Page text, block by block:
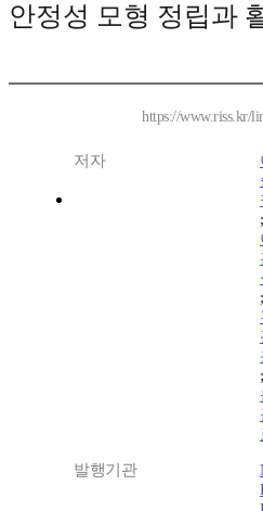
안정성 모형 정립과
https://www.riss.kr/
저자
;
;
;
발행기관